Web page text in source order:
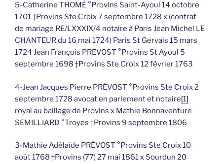
5-Catherine THOMÉ °Provins Saint-Ayoul 14 octobre
1701 †Provins Ste Croix 7 septembre 1728 x (contrat
de mariage RE/LXXXIX/4 notaire à Paris Jean Michel LE
CHANTEUR du 16 mai 1724) Paris St Gervais 15 mars
1724 Jean François PREVOST °Provins St Ayoul 5
septembre 1698 †Provins Ste Croix 12 février 1763
4-Jean Jacques Pierre PRÉVOST °Provins Ste Croix 2
septembre 1728 avocat en parlement et notaire[1]
royal au baillage de Provins x Mathie Bonnaventure
SEMILLIARD °Troyes †Provins 9 septembre 1806
3-Mathie Adélaïde PRÉVOST °Provins Ste Croix 10
août 1768 †Provins (77) 27 mai 1861 x Sourdun 20